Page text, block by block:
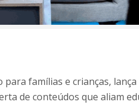
famílias e crianças, lança
de conteúdos que aliam